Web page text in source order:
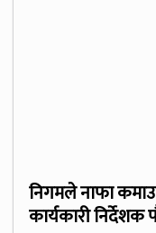
निगमले नाफा
कार्यकारी निर्देशक